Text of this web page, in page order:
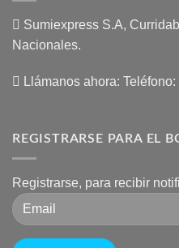
Sumiexpress S.A,
Nacionales.
Llámanos ahora:
REGISTRARSE PARA EL
Registrarse, para recibir